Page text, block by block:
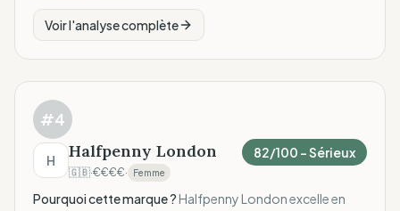
Voir l'analyse complète
#4
H Halfpenny London
🇬🇧·€€€€· Femme
82/100 –Sérieux
Pourquoi cette marque ?Halfpenny London excelle en